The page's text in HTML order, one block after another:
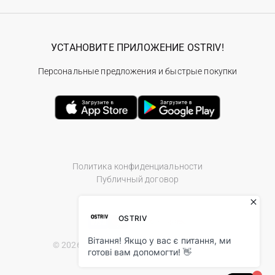
Политика конфиденциальности
Публичный договор
© 2026 Ostriv.ua Store. All Rights Reserved.
УСТАНОВИТЕ ПРИЛОЖЕНИЕ OSTRIV!
Персональные предложения и быстрые покупки